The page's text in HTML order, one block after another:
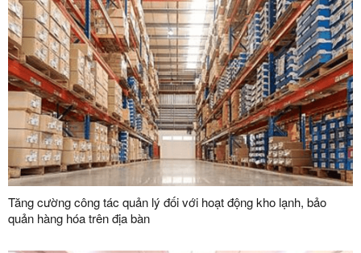
Tăng cường công tác quản lý đối với hoạt động kho lạnh, bảo
quản hàng hóa trên địa bàn